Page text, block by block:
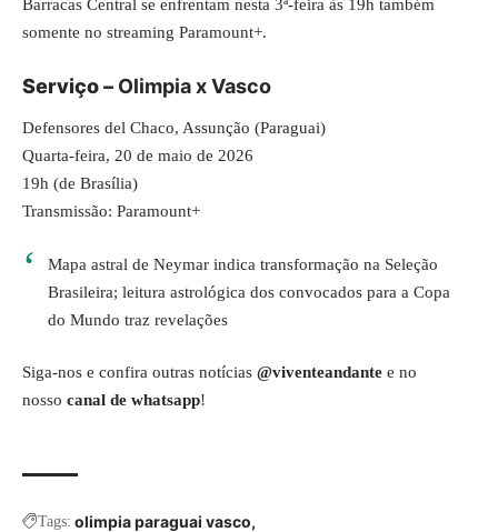
Barracas Central se enfrentam nesta 3ª-feira às 19h também
somente no streaming Paramount+.
Serviço – Olimpia x Vasco
Defensores del Chaco, Assunção (Paraguai)
Quarta-feira, 20 de maio de 2026
19h (de Brasília)
Transmissão: Paramount+
Mapa astral de Neymar indica transformação na Seleção
Brasileira; leitura astrológica dos convocados para a Copa
do Mundo traz revelações
Siga-nos e confira outras notícias @viventeandante e no
nosso canal de whatsapp!
Tags: olimpia paraguai vasco